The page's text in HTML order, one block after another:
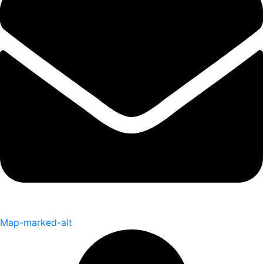
Map-marked-alt